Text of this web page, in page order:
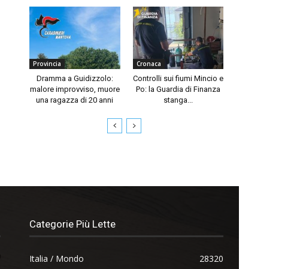
Provincia
Dramma a Guidizzolo:
malore improvviso, muore
una ragazza di 20 anni
Cronaca
Controlli sui fiumi Mincio e
Po: la Guardia di Finanza
stanga...
Categorie Più Lette
Italia / Mondo 28320